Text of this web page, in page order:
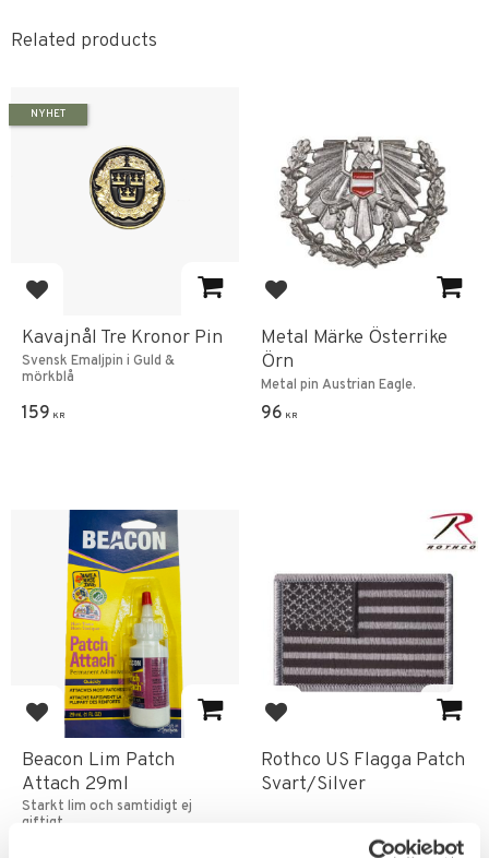
Related products
Add to favorites
Kavajnål Tre Kronor Pin
Svensk Emaljpin i Guld &
mörkblå
159 KR
NYHET
Add to favorites
Metal Märke Österrike
Örn
Metal pin Austrian Eagle.
96 KR
Add to favorites
Beacon Lim Patch
Attach 29ml
Starkt lim och samtidigt ej
giftigt.
Add to favorites
Rothco US Flagga Patch
Svart/Silver